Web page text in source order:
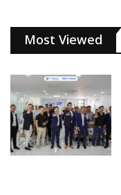
Most Viewed